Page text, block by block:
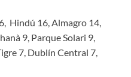
Hindú 16, Almagro 14,
9, Parque Solari 9,
7, Dublín Central 7,